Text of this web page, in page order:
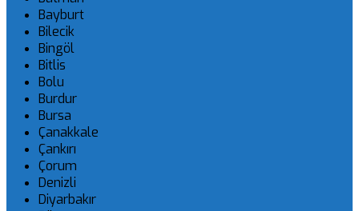
Bayburt
Bilecik
Bingöl
Bitlis
Bolu
Burdur
Bursa
Çanakkale
Çankırı
Çorum
Denizli
Diyarbakır